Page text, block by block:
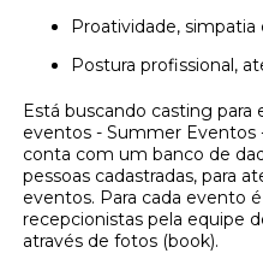
Proatividade,
Postura profissional,
Está buscando casting para
eventos - Summer
conta com um banco de
pessoas cadastradas, para
eventos. Para cada evento
recepcionistas pela equipe
através de fotos (book).